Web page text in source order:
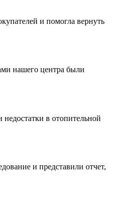
и помогла вернуть
нашего центра были
в отопительной
и представили отчет,